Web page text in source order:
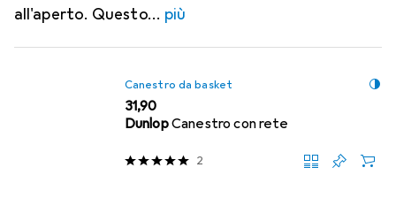
all'aperto. Questo
più
Canestro da basket
EUR
31,90
DunlopCanestro con rete
2